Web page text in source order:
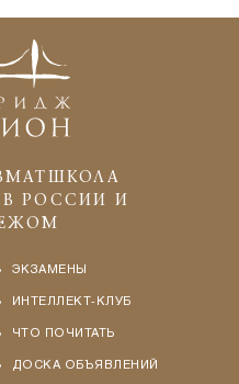
РОССИИ И
ЭКЗАМЕНЫ
ИНТЕЛЛЕКТ-КЛУБ
ЧТО ПОЧИТАТЬ
ДОСКА ОБЪЯВЛЕНИЙ